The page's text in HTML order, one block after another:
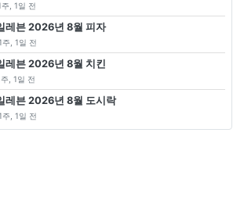
주, 1일 전
레븐 2026년 8월 피자
주, 1일 전
레븐 2026년 8월 치킨
, 1일 전
레븐 2026년 8월 도시락
주, 1일 전